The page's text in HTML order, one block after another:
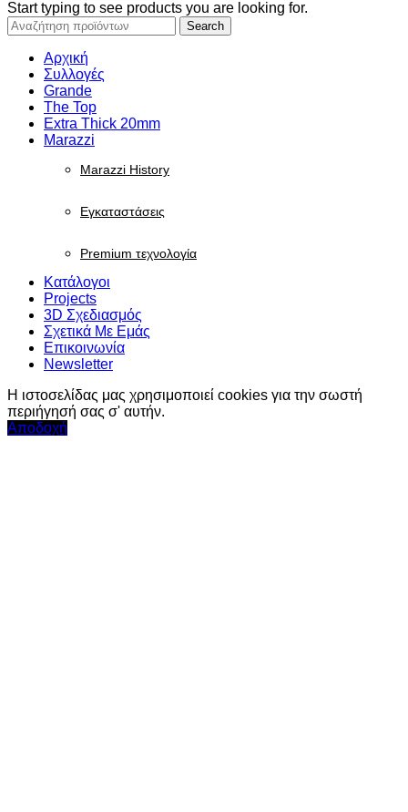
Start typing to see products you are looking for.
Search
Αρχική
Συλλογές
Grande
The Top
Extra Thick 20mm
Marazzi
Marazzi History
Εγκαταστάσεις
Premium τεχνολογία
Κατάλογοι
Projects
3D Σχεδιασμός
Σχετικά Με Εμάς
Επικοινωνία
Newsletter
Η ιστοσελίδας μας χρησιμοποιεί cookies για την σωστή
περιήγησή σας σ' αυτήν.
Αποδοχή